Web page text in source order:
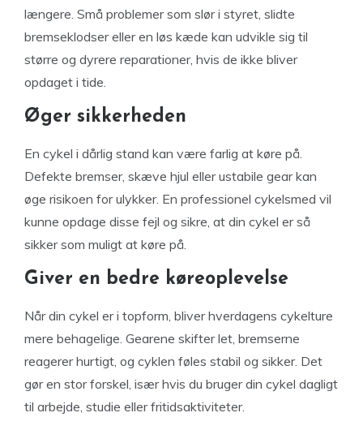
længere. Små problemer som slør i styret, slidte
bremseklodser eller en løs kæde kan udvikle sig til
større og dyrere reparationer, hvis de ikke bliver
opdaget i tide.
Øger sikkerheden
En cykel i dårlig stand kan være farlig at køre på.
Defekte bremser, skæve hjul eller ustabile gear kan
øge risikoen for ulykker. En professionel cykelsmed vil
kunne opdage disse fejl og sikre, at din cykel er så
sikker som muligt at køre på.
Giver en bedre køreoplevelse
Når din cykel er i topform, bliver hverdagens cykelture
mere behagelige. Gearene skifter let, bremserne
reagerer hurtigt, og cyklen føles stabil og sikker. Det
gør en stor forskel, især hvis du bruger din cykel dagligt
til arbejde, studie eller fritidsaktiviteter.